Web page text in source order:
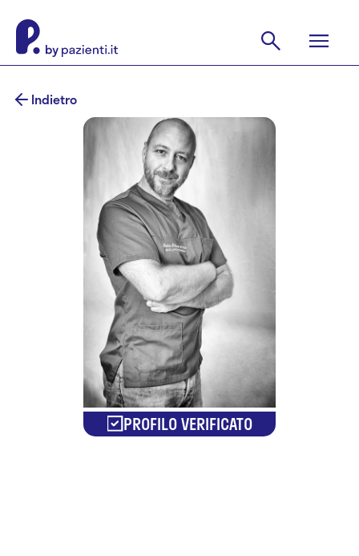
Indietro
PROFILO VERIFICATO